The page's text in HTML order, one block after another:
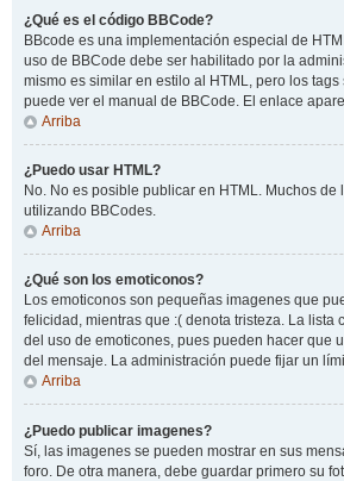
¿Qué es el código BBCode?
BBcode es una implementación especial de
uso de BBCode debe ser habilitado por la
mismo es similar en estilo al HTML, pero los
puede ver el manual de BBCode. El enlace
Arriba
¿Puedo usar HTML?
No. No es posible publicar en HTML. Muchos
utilizando BBCodes.
Arriba
¿Qué son los emoticonos?
Los emoticonos son pequeñas imagenes que
felicidad, mientras que :( denota tristeza. La
del uso de emoticones, pues pueden hacer que
del mensaje. La administración puede fijar un
Arriba
¿Puedo publicar imagenes?
Sí, las imagenes se pueden mostrar en sus
foro. De otra manera, debe guardar primero su